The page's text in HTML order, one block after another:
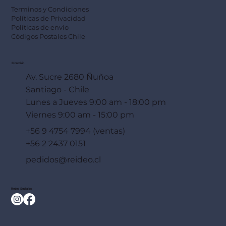
Terminos y Condiciones
Políticas de Privacidad
Políticas de envío
Códigos Postales Chile
Dirección
Av. Sucre 2680 Ñuñoa
Santiago - Chile
Lunes a Jueves 9:00 am - 18:00 pm
Viernes 9:00 am - 15:00 pm
+56 9 4754 7994 (ventas)
+56 2 2437 0151
pedidos@reideo.cl
Redes Sociales